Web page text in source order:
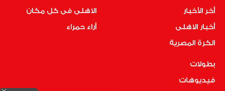
أخر الأخبار
أخبار الاهلى
الكرة المصرية
الاهلى فى كل مكان
أراء حمراء
بطولات
فيديوهات